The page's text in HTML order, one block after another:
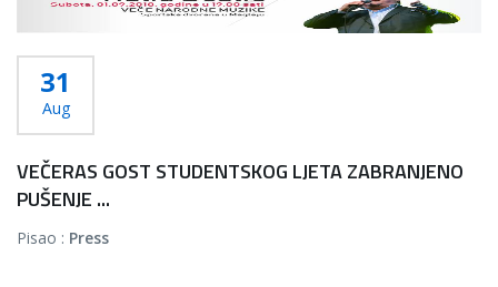
31
Aug
VEČERAS GOST STUDENTSKOG LJETA ZABRANJENO
PUŠENJE ...
Pisao : Press